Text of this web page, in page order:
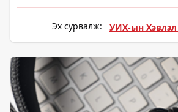
Эх сурвалж: УИХ-ын